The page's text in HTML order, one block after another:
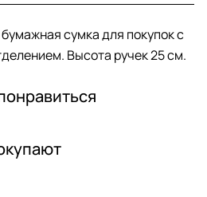
сумка для покупок с
Высота ручек 25 см.